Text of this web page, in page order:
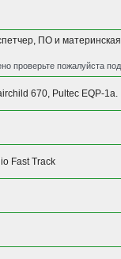
ПО и
проверьте пожалуйста
670, Pultec EQP-1a.
Fast Track